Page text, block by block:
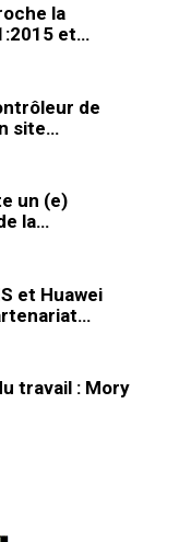
la
et…
de
site…
un (e)
la…
et Huawei
travail : Mory